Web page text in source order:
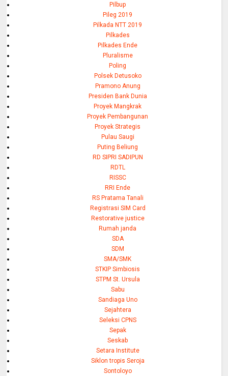
Pilbup
Pileg 2019
Pilkada NTT 2019
Pilkades
Pilkades Ende
Pluralisme
Poling
Polsek Detusoko
Pramono Anung
Presiden Bank Dunia
Proyek Mangkrak
Proyek Pembangunan
Proyek Strategis
Pulau Saugi
Puting Beliung
RD SIPRI SADIPUN
RDTL
RISSC
RRI Ende
RS Pratama Tanali
Registrasi SIM Card
Restorative justice
Rumah janda
SDA
SDM
SMA/SMK
STKIP Simbiosis
STPM St. Ursula
Sabu
Sandiaga Uno
Sejahtera
Seleksi CPNS
Sepak
Seskab
Setara Institute
Siklon tropis Seroja
Sontoloyo